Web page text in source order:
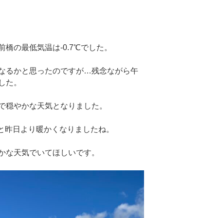
の最低気温は-0.7℃でした。
るかと思ったのですが…残念ながら午
た。
やかな天気となりました。
日より暖かくなりましたね。
天気でいてほしいです。